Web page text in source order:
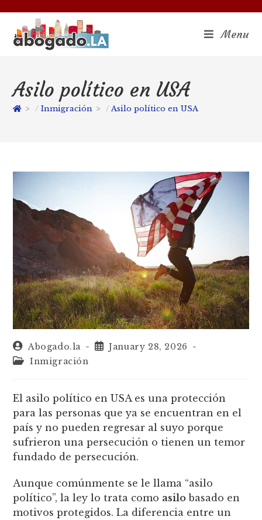
Menu
Asilo político en USA
> Inmigración > Asilo político en USA
Abogado.la
January 28, 2026
Inmigración
El asilo político en USA es una protección
para las personas que ya se encuentran en el
país y no pueden regresar al suyo porque
sufrieron una persecución o tienen un temor
fundado de persecución.
Aunque comúnmente se le llama “asilo
político”, la ley lo trata como asilo basado en
motivos protegidos. La diferencia entre un